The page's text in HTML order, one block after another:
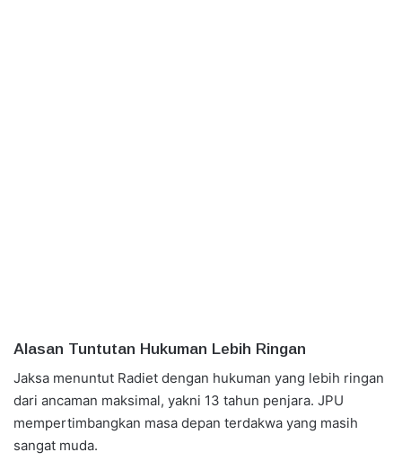
Alasan Tuntutan Hukuman Lebih Ringan
Jaksa menuntut Radiet dengan hukuman yang lebih ringan
dari ancaman maksimal, yakni 13 tahun penjara. JPU
mempertimbangkan masa depan terdakwa yang masih
sangat muda.